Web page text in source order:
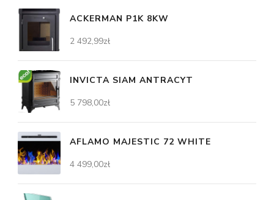
ACKERMAN P1K 8KW
2 492,99zł
INVICTA SIAM ANTRACYT
5 798,00zł
AFLAMO MAJESTIC 72 WHITE
4 499,00zł